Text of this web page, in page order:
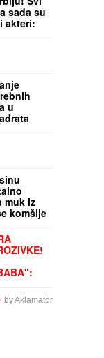
sada su
akteri:
u
muk iz
komšije
Seku
by Aklamator